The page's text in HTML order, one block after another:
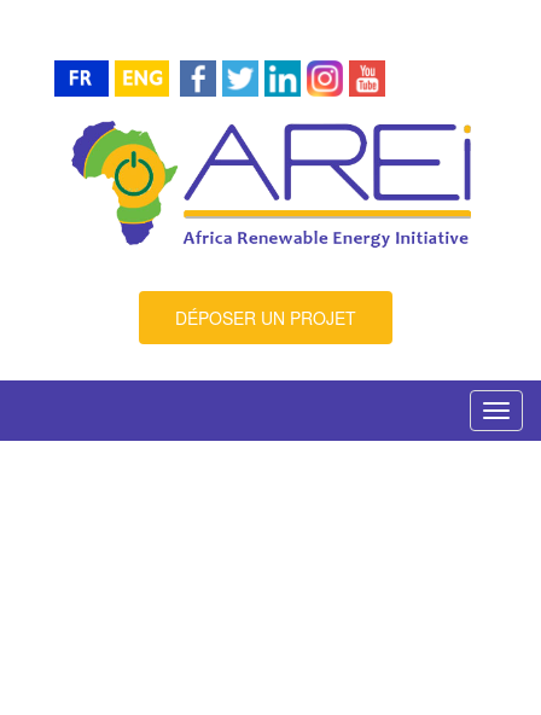
DÉPOSER UN PROJET